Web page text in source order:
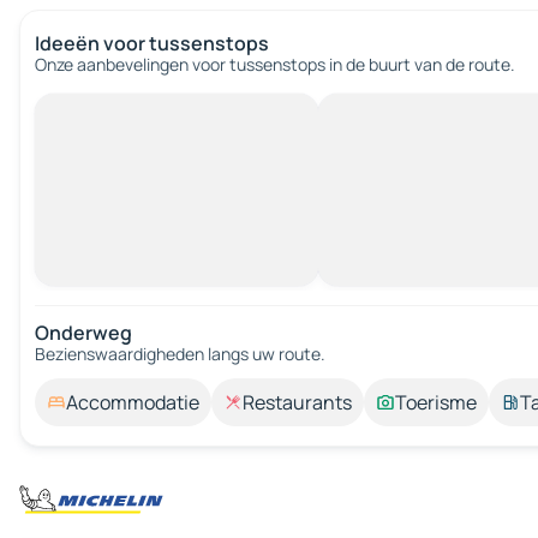
Ideeën voor tussenstops
Onze aanbevelingen voor tussenstops in de buurt van de route.
Onderweg
Bezienswaardigheden langs uw route.
Accommodatie Restaurants Toerisme